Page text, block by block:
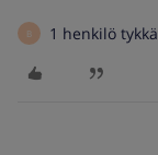
B 1 henkilö